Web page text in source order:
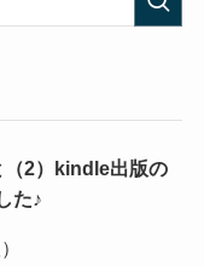
（2）kindle出版の
た♪